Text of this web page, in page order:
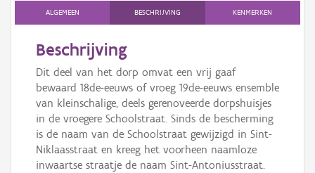
Persoon of collectief
Downloads
Hergebruik
Aanmelden
ALGEMEEN BESCHRIJVING KENMERKEN
Beschrijving
Dit deel van het dorp omvat een vrij gaaf
bewaard 18de-eeuws of vroeg 19de-eeuws ensemble
van kleinschalige, deels gerenoveerde dorpshuisjes
in de vroegere Schoolstraat. Sinds de bescherming
is de naam van de Schoolstraat gewijzigd in Sint-
Niklaasstraat en kreeg het voorheen naamloze
inwaartse straatje de naam Sint-Antoniusstraat.